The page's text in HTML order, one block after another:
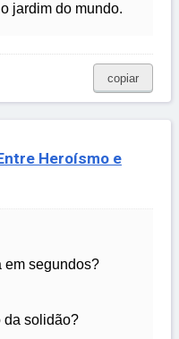
jardim do mundo.
copiar
Heroísmo e
em segundos?
da solidão?